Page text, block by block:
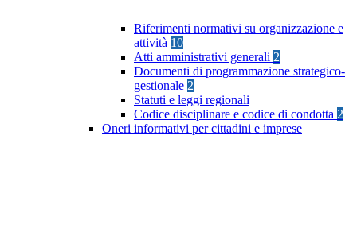
Riferimenti normativi su organizzazione e
attività 10
Atti amministrativi generali 2
Documenti di programmazione strategico-
gestionale 2
Statuti e leggi regionali
Codice disciplinare e codice di condotta 2
Oneri informativi per cittadini e imprese